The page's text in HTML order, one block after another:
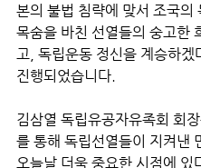
본의 불법 침략에 맞서 조국의
목숨을 바친 선열들의 숭고한
고, 독립운동 정신을 계승하겠
진행되었습니다.
김삼열 독립유공자유족회 회
를 통해 독립선열들이 지켜낸
오늘날 더욱 중요한 시점에 있